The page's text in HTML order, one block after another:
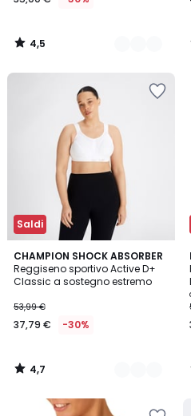
4,5
/
Saldi
CHAMPION SHOCK ABSORBER
Reggiseno sportivo Active D+
Classic a sostegno estremo
53,99 €
37,79 € -30%
4,7
/ 5
3
Colori
4,7
/